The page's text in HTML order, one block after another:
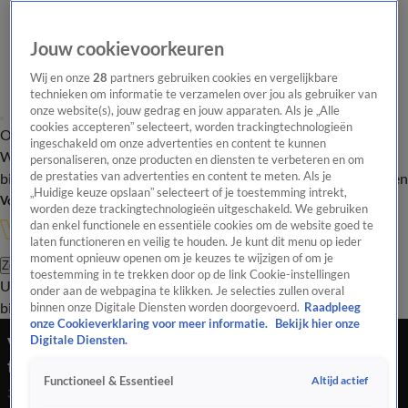
Overzicht Onze programma's Uitzendingen Onze gezichten
In de
WandelgangenInterviewsUitzending
bijwonenPodcastShopVeelgestelde vragenKijkersvraag insturen
Volg Vandaag Inside
Zoeken
UitzendingenVandaag InsideDe OranjezomerShopUitzending
bijwonen
Virgil van Dijk onderbreekt Valentijn Driessen
tijdens het raten van outfits van Oranje-spelers!
3 juni 2026, 13:27
Jouw cookievoorkeuren
Wij en onze28 partners gebruiken cookies en vergelijkbare
technieken om informatie te verzamelen over jou als gebruiker van
onze website(s), jouw gedrag en jouw apparaten. Als je „Alle
cookies accepteren” selecteert, worden trackingtechnologieën
ingeschakeld om onze advertenties en content te kunnen
personaliseren, onze producten en diensten te verbeteren en om
de prestaties van advertenties en content te meten. Als je
„Huidige keuze opslaan” selecteert of je toestemming intrekt,
worden deze trackingtechnologieën uitgeschakeld. We gebruiken
dan enkel functionele en essentiële cookies om de website goed te
laten functioneren en veilig te houden. Je kunt dit menu op ieder
moment opnieuw openen om je keuzes te wijzigen of om je
toestemming in te trekken door op de link Cookie-instellingen
onder aan de webpagina te klikken. Je selecties zullen overal
binnen onze Digitale Diensten worden doorgevoerd. Raadpleeg
onze Cookieverklaring voor meer informatie.
Bekijk hier onze
Digitale Diensten.
Functioneel & Essentieel Altijd actief